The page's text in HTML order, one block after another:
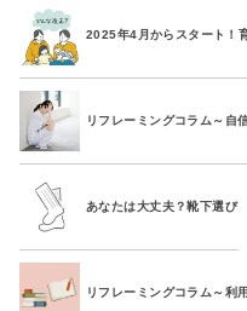
2025年4月からスタート！
リフレーミングコラム～自
あなたは大丈夫？靴下選び
リフレーミングコラム～利